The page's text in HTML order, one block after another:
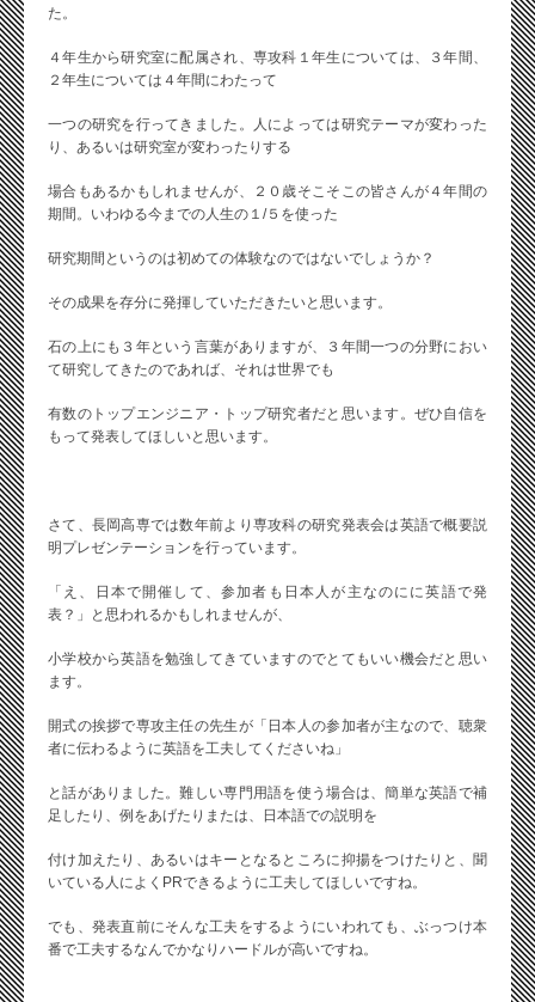
た。
４年生から研究室に配属され、専攻科１年生については、３年間、
２年生については４年間にわたって
一つの研究を行ってきました。人によっては研究テーマが変わった
り、あるいは研究室が変わったりする
場合もあるかもしれませんが、２０歳そこそこの皆さんが４年間の
期間。いわゆる今までの人生の１/５を使った
研究期間というのは初めての体験なのではないでしょうか？
その成果を存分に発揮していただきたいと思います。
石の上にも３年という言葉がありますが、３年間一つの分野におい
て研究してきたのであれば、それは世界でも
有数のトップエンジニア・トップ研究者だと思います。ぜひ自信を
もって発表してほしいと思います。
さて、長岡高専では数年前より専攻科の研究発表会は英語で概要説
明プレゼンテーションを行っています。
「え、日本で開催して、参加者も日本人が主なのにに英語で発
表？」と思われるかもしれませんが、
小学校から英語を勉強してきていますのでとてもいい機会だと思い
ます。
開式の挨拶で専攻主任の先生が「日本人の参加者が主なので、聴衆
者に伝わるように英語を工夫してくださいね」
と話がありました。難しい専門用語を使う場合は、簡単な英語で補
足したり、例をあげたりまたは、日本語での説明を
付け加えたり、あるいはキーとなるところに抑揚をつけたりと、聞
いている人によくPRできるように工夫してほしいですね。
でも、発表直前にそんな工夫をするようにいわれても、ぶっつけ本
番で工夫するなんでかなりハードルが高いですね。